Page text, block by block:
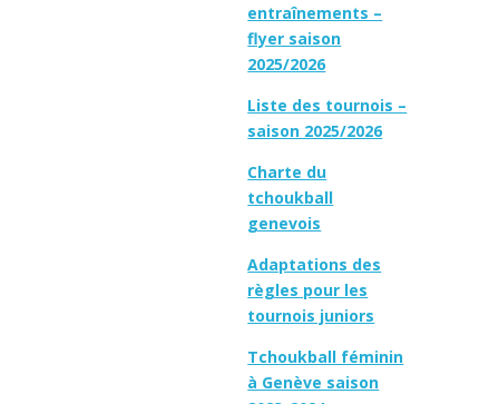
entraînements –
flyer saison
2025/2026
Liste des tournois –
saison 2025/2026
Charte du
tchoukball
genevois
Adaptations des
règles pour les
tournois juniors
Tchoukball féminin
à Genève saison